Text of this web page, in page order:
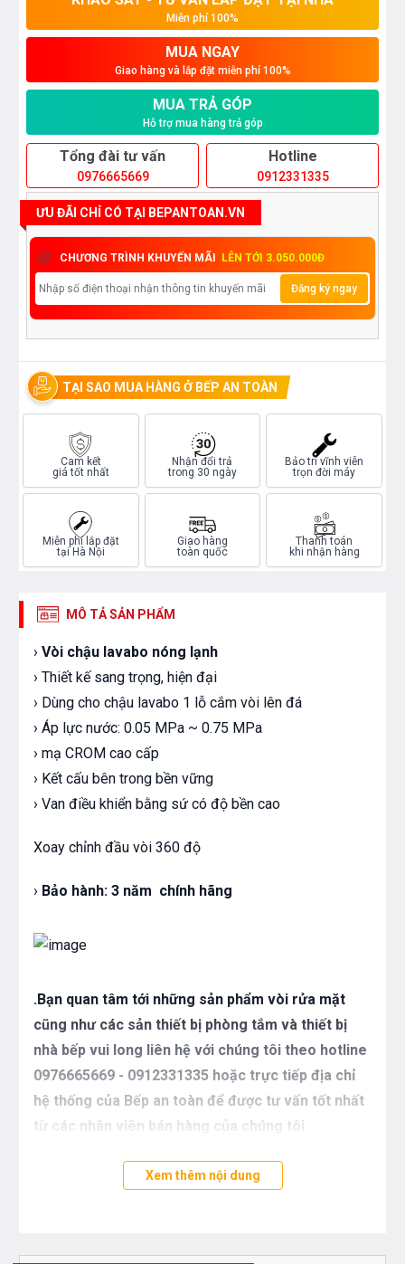
Miễn phí 100%
MUA NGAY
Giao hàng và lắp đặt miễn phí 100%
MUA TRẢ GÓP
Hỗ trợ mua hàng trả góp
Tổng đài tư vấn
0976665669
Hotline
0912331335
ƯU ĐÃI CHỈ CÓ TẠI BEPANTOAN.VN
CHƯƠNG TRÌNH KHUYẾN MÃI LÊN TỚI 3.050.000Đ
Đăng ký ngay
TẠI SAO MUA HÀNG Ở BẾP AN TOÀN
Cam kết
giá tốt nhất
Nhận đổi trả
trong 30 ngày
Bảo trì vĩnh viễn
trọn đời máy
Miễn phí lắp đặt
tại Hà Nội
Giao hàng
toàn quốc
Thanh toán
khi nhận hàng
MÔ TẢ SẢN PHẨM
› Vòi chậu lavabo nóng lạnh
› Thiết kế sang trọng, hiện đại
› Dùng cho chậu lavabo 1 lỗ cắm vòi lên đá
› Áp lực nước: 0.05 MPa ~ 0.75 MPa
› mạ CROM cao cấp
› Kết cấu bên trong bền vững
› Van điều khiển bằng sứ có độ bền cao
Xoay chỉnh đầu vòi 360 độ
› Bảo hành: 3 năm chính hãng
.Bạn quan tâm tới những sản phẩm vòi rửa mặt
cũng như các sản thiết bị phòng tắm và thiết bị
nhà bếp vui long liên hệ với chúng tôi theo hotline
0976665669 - 0912331335 hoặc trực tiếp địa chỉ
hệ thống của Bếp an toàn để được tư vấn tốt nhất
từ các nhân viên bán hàng của chúng tôi
Xem thêm nội dung